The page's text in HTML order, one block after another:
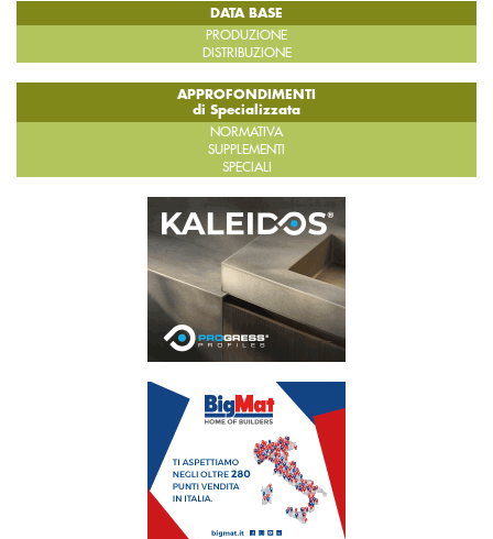
DATA BASE
PRODUZIONE
DISTRIBUZIONE
APPROFONDIMENTI
di Specializzata
NORMATIVA
SUPPLEMENTI
SPECIALI